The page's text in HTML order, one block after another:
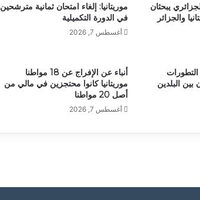
يبحثان
والجزائر
موريتانيا: إلغاء امتحان ثمانية مترشحين
في الدورة التكميلية
أغسطس 7, 2026
التطورات
بين البلدين
أنباء عن الإفراج عن 18 مواطنا
موريتانيا كانوا محتجزين في مالي من
أصل 20 مواطنا
أغسطس 7, 2026